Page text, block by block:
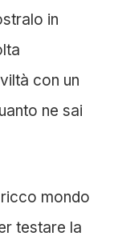
in
con un
ne sai
ricco mondo
testare la